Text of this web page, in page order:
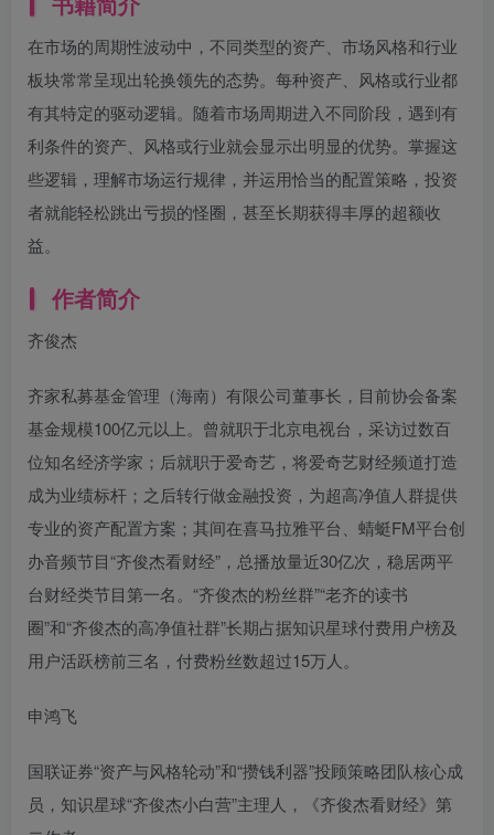
在市场的周期性波动中，不同类型的资产、市场风格和行业
板块常常呈现出轮换领先的态势。每种资产、风格或行业都
有其特定的驱动逻辑。随着市场周期进入不同阶段，遇到有
利条件的资产、风格或行业就会显示出明显的优势。掌握这
些逻辑，理解市场运行规律，并运用恰当的配置策略，投资
者就能轻松跳出亏损的怪圈，甚至长期获得丰厚的超额收
益。
作者简介
齐俊杰
齐家私募基金管理（海南）有限公司董事长，目前协会备案
基金规模100亿元以上。曾就职于北京电视台，采访过数百
位知名经济学家；后就职于爱奇艺，将爱奇艺财经频道打造
成为业绩标杆；之后转行做金融投资，为超高净值人群提供
专业的资产配置方案；其间在喜马拉雅平台、蜻蜓FM平台创
办音频节目“齐俊杰看财经”，总播放量近30亿次，稳居两平
台财经类节目第一名。“齐俊杰的粉丝群”“老齐的读书
圈”和“齐俊杰的高净值社群”长期占据知识星球付费用户榜及
用户活跃榜前三名，付费粉丝数超过15万人。
申鸿飞
国联证券“资产与风格轮动”和“攒钱利器”投顾策略团队核心成
员，知识星球“齐俊杰小白营”主理人，《齐俊杰看财经》第